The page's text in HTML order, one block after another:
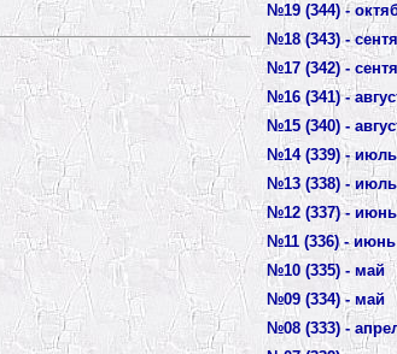
№19 (344) -
№18 (343) -
№17 (342) -
№16 (341) -
№15 (340) -
№14 (339) - июль
№13 (338) - июль
№12 (337) - июнь
№11 (336) - июнь
№10 (335) - май
№09 (334) - май
№08 (333) -